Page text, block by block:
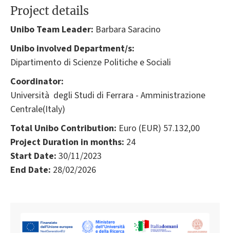
Project details
Unibo Team Leader: Barbara Saracino
Unibo involved Department/s:
Dipartimento di Scienze Politiche e Sociali
Coordinator:
Università degli Studi di Ferrara - Amministrazione
Centrale(Italy)
Total Unibo Contribution: Euro (EUR) 57.132,00
Project Duration in months: 24
Start Date: 30/11/2023
End Date: 28/02/2026